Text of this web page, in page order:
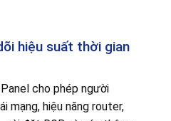
hiệu suất thời gian
cho phép người
mạng, hiệu năng router,